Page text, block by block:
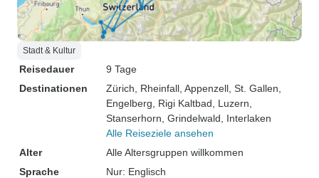
Stadt & Kultur
Reisedauer
9 Tage
Destinationen
Zürich , Rheinfall , Appenzell , St. Gallen
Engelberg , Rigi Kaltbad , Luzern
Stanserhorn , Grindelwald , Interlaken
Alle Reiseziele ansehen
Alter
Alle Altersgruppen willkommen
Sprache
Nur: Englisch